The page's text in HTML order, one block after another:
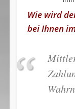
Wie wird
bei Ihnen